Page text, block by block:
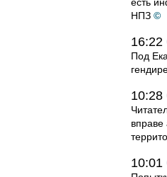
НПЗ ©
16:22
Под
10:28
вправе
10:01